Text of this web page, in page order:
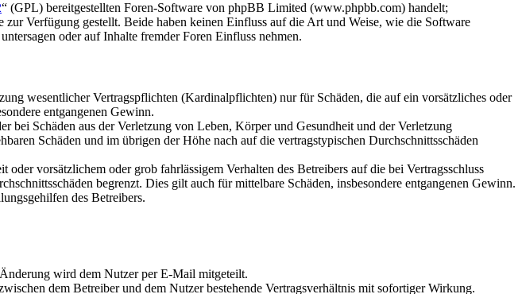
“ (GPL) bereitgestellten Foren-Software von phpBB Limited (www.phpbb.com) handelt;
Verfügung gestellt. Beide haben keinen Einfluss auf die Art und Weise, wie die Software
oder auf Inhalte fremder Foren Einfluss nehmen.
wesentlicher Vertragspflichten (Kardinalpflichten) nur für Schäden, die auf ein vorsätzliches oder
entgangenen Gewinn.
bei Schäden aus der Verletzung von Leben, Körper und Gesundheit und der Verletzung
Schäden und im übrigen der Höhe nach auf die vertragstypischen Durchschnittsschäden
vorsätzlichem oder grob fahrlässigem Verhalten des Betreibers auf die bei Vertragsschluss
begrenzt. Dies gilt auch für mittelbare Schäden, insbesondere entgangenen Gewinn.
des Betreibers.
wird dem Nutzer per E-Mail mitgeteilt.
dem Betreiber und dem Nutzer bestehende Vertragsverhältnis mit sofortiger Wirkung.